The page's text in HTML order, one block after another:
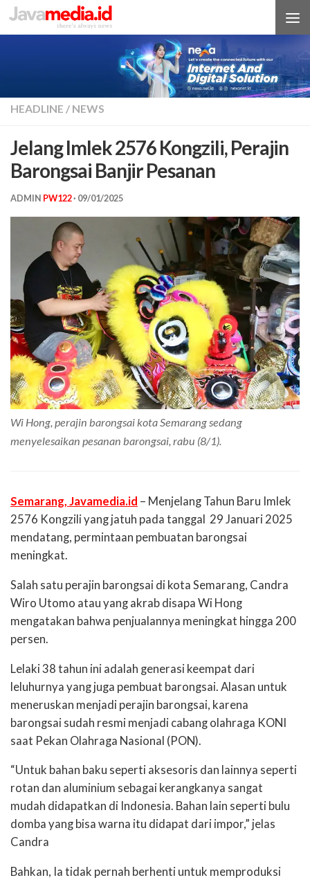
Skip to content
HEADLINE / NEWS
Jelang Imlek 2576 Kongzili, Perajin
Barongsai Banjir Pesanan
ADMIN PW122· 09/01/2025
Wi Hong, perajin barongsai kota Semarang sedang
menyelesaikan pesanan barongsai, rabu (8/1).
Semarang, Javamedia.id – Menjelang Tahun Baru Imlek
2576 Kongzili yang jatuh pada tanggal 29 Januari 2025
mendatang, permintaan pembuatan barongsai
meningkat.
Salah satu perajin barongsai di kota Semarang, Candra
Wiro Utomo atau yang akrab disapa Wi Hong
mengatakan bahwa penjualannya meningkat hingga 200
persen.
Lelaki 38 tahun ini adalah generasi keempat dari
leluhurnya yang juga pembuat barongsai. Alasan untuk
meneruskan menjadi perajin barongsai, karena
barongsai sudah resmi menjadi cabang olahraga KONI
saat Pekan Olahraga Nasional (PON).
“Untuk bahan baku seperti aksesoris dan lainnya seperti
rotan dan aluminium sebagai kerangkanya sangat
mudah didapatkan di Indonesia. Bahan lain seperti bulu
domba yang bisa warna itu didapat dari impor,” jelas
Candra
Bahkan, Ia tidak pernah berhenti untuk memproduksi